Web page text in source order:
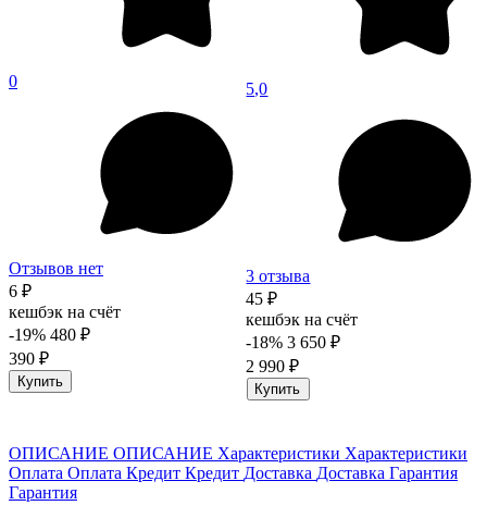
0
Отзывов нет
6 ₽
кешбэк на счёт
-19% 480 ₽
390 ₽
Купить
5,0
3 отзыва
45 ₽
кешбэк на счёт
-18% 3 650 ₽
2 990 ₽
Купить
ОПИСАНИЕ ОПИСАНИЕ Характеристики Характеристики
Оплата Оплата Кредит Кредит Доставка Доставка Гарантия
Гарантия